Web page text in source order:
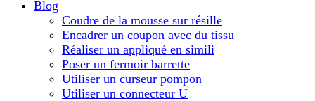
Blog
Coudre de la mousse sur résille
Encadrer un coupon avec du tissu
Réaliser un appliqué en simili
Poser un fermoir barrette
Utiliser un curseur pompon
Utiliser un connecteur U